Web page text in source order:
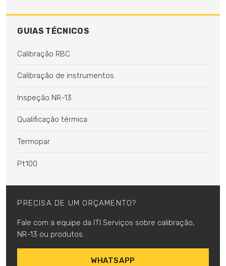
GUIAS TÉCNICOS
Calibração RBC
Calibração de instrumentos
Inspeção NR-13
Qualificação térmica
Termopar
Pt100
PRECISA DE UM ORÇAMENTO?
Fale com a equipe da ITI Serviços sobre calibração,
NR-13 ou produtos.
WHATSAPP